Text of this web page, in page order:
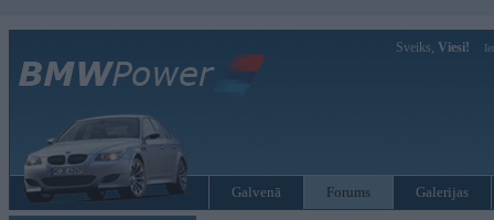
Sveiks, Viesi!
Galvenā Forums Galerijas